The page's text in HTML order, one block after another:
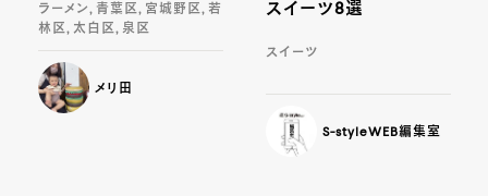
ラーメン, 青葉区, 宮城野区, 若
林区, 太白区, 泉区
メリ田
スイーツ8選
スイーツ
S-styleWEB編集室